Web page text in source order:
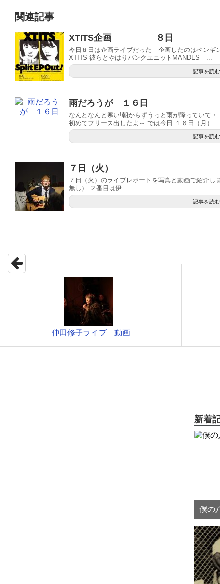
関連記事
XTITS企画 ８日
今日８日は企画ライブだった 企画したのはペンギ
XTITS 彼らとやはりパンクユニットMANDES ...
記事を読む
雨だろうが １６日
なんとなんと寒い!朝からずうっと雨が降っていて
初めてフリース出したよ～ では今日 １６日（月）...
記事を読む
７日（火）
７日（火）のライブレポートを写真と動画で紹介
無し） ２番目は伊...
記事を読む
仲田修子ライブ 動画
新着
僕の